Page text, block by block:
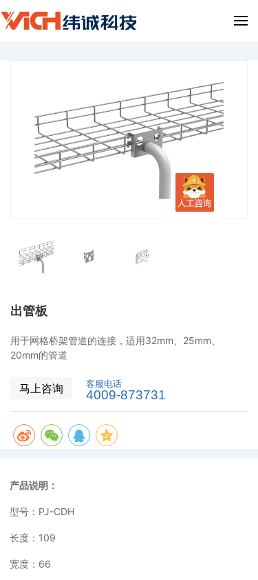
出管板
用于网格桥架管道的连接，适用32mm、25mm、
20mm的管道
马上咨询 客服电话
4009-873731
产品说明：
型号：PJ-CDH
长度：109
宽度：66